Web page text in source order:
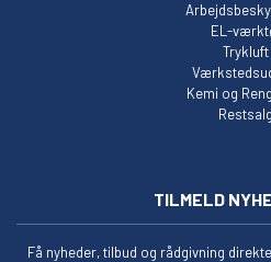
EL-
Trykluft
Kemi og
Restsalg
TILMELD
Få nyheder, tilbud og rådgivning